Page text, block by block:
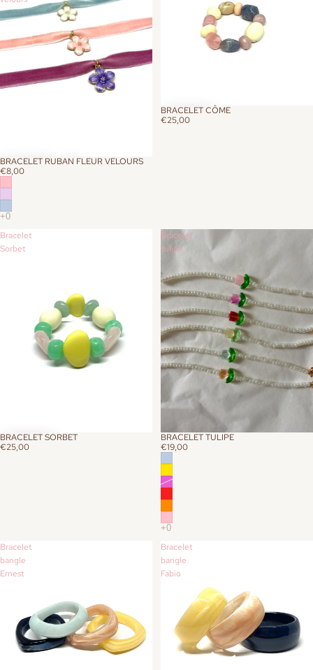
BRACELET RUBAN FLEUR VELOURS
€8,00
BRACELET CÔME
€25,00
Bracelet
Sorbet
BRACELET SORBET
€25,00
Bracelet
tulipe
BRACELET TULIPE
€19,00
Bracelet
bangle
Ernest
Bracelet
bangle
Fabio